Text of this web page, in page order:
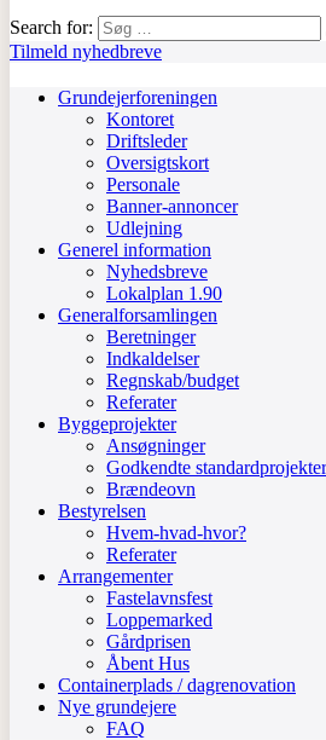
Search for:
Tilmeld nyhedbreve
Grundejerforeningen
Kontoret
Driftsleder
Oversigtskort
Personale
Banner-annoncer
Udlejning
Generel information
Nyhedsbreve
Lokalplan 1.90
Generalforsamlingen
Beretninger
Indkaldelser
Regnskab/budget
Referater
Byggeprojekter
Ansøgninger
Godkendte standardprojekter
Brændeovn
Bestyrelsen
Hvem-hvad-hvor?
Referater
Arrangementer
Fastelavnsfest
Loppemarked
Gårdprisen
Åbent Hus
Containerplads / dagrenovation
Nye grundejere
FAQ